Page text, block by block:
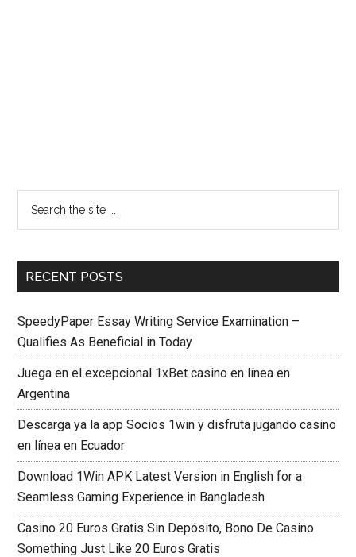
RECENT POSTS
SpeedyPaper Essay Writing Service Examination –
Qualifies As Beneficial in Today
Juega en el excepcional 1xBet casino en línea en
Argentina
Descarga ya la app Socios 1win y disfruta jugando casino
en línea en Ecuador
Download 1Win APK Latest Version in English for a
Seamless Gaming Experience in Bangladesh
Casino 20 Euros Gratis Sin Depósito, Bono De Casino
Something Just Like 20 Euros Gratis